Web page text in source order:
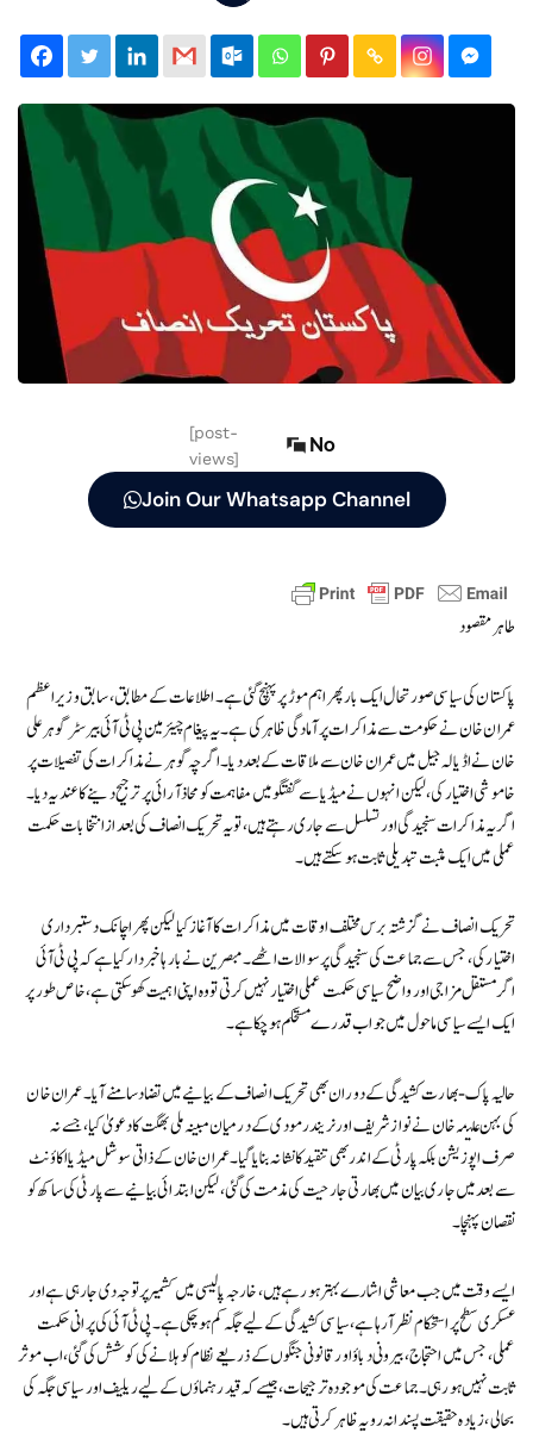
[post-
views]
No
Join Our Whatsapp Channel
طاہر مقصود
پاکستان کی سیاسی صورتحال ایک بار پھر اہم موڑ پر پہنچ گئی ہے۔ اطلاعات کے مطابق، سابق وزیراعظم
عمران خان نے حکومت سے مذاکرات پر آمادگی ظاہر کی ہے۔ یہ پیغام چیئرمین پی ٹی آئی بیرسٹر گوہر علی
خان نے اڈیالہ جیل میں عمران خان سے ملاقات کے بعد دیا۔ اگرچہ گوہر نے مذاکرات کی تفصیلات پر
خاموشی اختیار کی، لیکن انہوں نے میڈیا سے گفتگو میں مفاہمت کو محاذ آرائی پر ترجیح دینے کا عندیہ دیا۔
اگر یہ مذاکرات سنجیدگی اور تسلسل سے جاری رہتے ہیں، تو یہ تحریک انصاف کی بعد از انتخابات حکمت
عملی میں ایک مثبت تبدیلی ثابت ہو سکتے ہیں۔
تحریک انصاف نے گزشتہ برس مختلف اوقات میں مذاکرات کا آغاز کیا لیکن پھر اچانک دستبرداری
اختیار کی، جس سے جماعت کی سنجیدگی پر سوالات اٹھے۔ مبصرین نے بارہا خبردار کیا ہے کہ پی ٹی آئی
اگر مستقل مزاجی اور واضح سیاسی حکمت عملی اختیار نہیں کرتی تو وہ اپنی اہمیت کھو سکتی ہے، خاص طور پر
ایک ایسے سیاسی ماحول میں جو اب قدرے مستحکم ہو چکا ہے۔
حالیہ پاک-بھارت کشیدگی کے دوران بھی تحریک انصاف کے بیانیے میں تضاد سامنے آیا۔ عمران خان
کی بہن علیمہ خان نے نواز شریف اور نریندر مودی کے درمیان مبینہ ملی بھگت کا دعویٰ کیا، جسے نہ
صرف اپوزیشن بلکہ پارٹی کے اندر بھی تنقید کا نشانہ بنایا گیا۔ عمران خان کے ذاتی سوشل میڈیا اکاؤنٹ
سے بعد میں جاری بیان میں بھارتی جارحیت کی مذمت کی گئی، لیکن ابتدائی بیانیے سے پارٹی کی ساکھ کو
نقصان پہنچا۔
ایسے وقت میں جب معاشی اشارے بہتر ہو رہے ہیں، خارجہ پالیسی میں کشمیر پر توجہ دی جا رہی ہے اور
عسکری سطح پر استحکام نظر آ رہا ہے، سیاسی کشیدگی کے لیے جگہ کم ہو چکی ہے۔ پی ٹی آئی کی پرانی حکمت
عملی، جس میں احتجاج، بیرونی دباؤ اور قانونی جنگوں کے ذریعے نظام کو ہلانے کی کوشش کی گئی، اب موثر
ثابت نہیں ہو رہی۔ جماعت کی موجودہ ترجیحات، جیسے کہ قید رہنماؤں کے لیے ریلیف اور سیاسی جگہ کی
بحالی، زیادہ حقیقت پسندانہ رویہ ظاہر کرتی ہیں۔